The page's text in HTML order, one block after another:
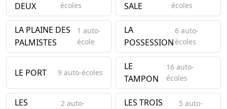
DEUX
écoles
SALE
écoles
LA PLAINE DES
PALMISTES
1 auto-
école
LA
POSSESSION
6 auto-
écoles
LE PORT 9 auto-écoles
LE
TAMPON
16 auto-
écoles
LES
2 auto-
LES TROIS
5 auto-